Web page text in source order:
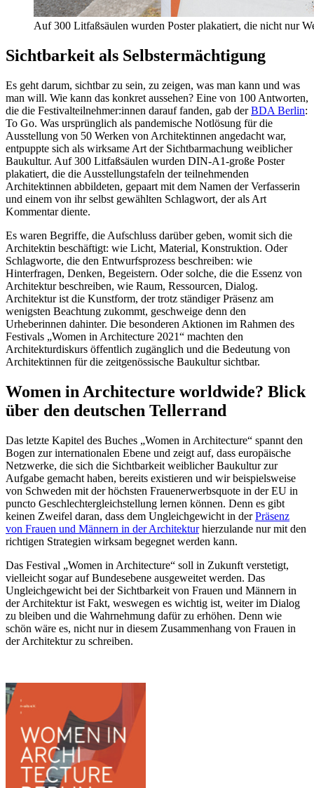
Auf 300 Litfaßsäulen wurden Poster plakatiert, die nicht nur
Sichtbarkeit als Selbstermächtigung
Es geht darum, sichtbar zu sein, zu zeigen, was man kann und was
man will. Wie kann das konkret aussehen? Eine von 100 Antworten,
die die Festivalteilnehmer:innen darauf fanden, gab derBDA Berlin:
To Go. Was ursprünglich als pandemische Notlösung für die
Ausstellung von 50 Werken von Architektinnen angedacht war,
entpuppte sich als wirksame Art der Sichtbarmachung weiblicher
Baukultur. Auf 300 Litfaßsäulen wurden DIN-A1-große Poster
plakatiert, die die Ausstellungstafeln der teilnehmenden
Architektinnen abbildeten, gepaart mit dem Namen der Verfasserin
und einem von ihr selbst gewählten Schlagwort, der als Art
Kommentar diente.
Es waren Begriffe, die Aufschluss darüber geben, womit sich die
Architektin beschäftigt: wie Licht, Material, Konstruktion. Oder
Schlagworte, die den Entwurfsprozess beschreiben: wie
Hinterfragen, Denken, Begeistern. Oder solche, die die Essenz von
Architektur beschreiben, wie Raum, Ressourcen, Dialog.
Architektur ist die Kunstform, der trotz ständiger Präsenz am
wenigsten Beachtung zukommt, geschweige denn den
Urheberinnen dahinter. Die besonderen Aktionen im Rahmen des
Festivals „Women in Architecture 2021“ machten den
Architekturdiskurs öffentlich zugänglich und die Bedeutung von
Architektinnen für die zeitgenössische Baukultur sichtbar.
Women in Architecture worldwide? Blick
über den deutschen Tellerrand
Das letzte Kapitel des Buches „Women in Architecture“ spannt den
Bogen zur internationalen Ebene und zeigt auf, dass europäische
Netzwerke, die sich die Sichtbarkeit weiblicher Baukultur zur
Aufgabe gemacht haben, bereits existieren und wir beispielsweise
von Schweden mit der höchsten Frauenerwerbsquote in der EU in
puncto Geschlechtergleichstellung lernen können. Denn es gibt
keinen Zweifel daran, dass dem Ungleichgewicht in derPräsenz
von Frauen und Männern in der Architekturhierzulande nur mit den
richtigen Strategien wirksam begegnet werden kann.
Das Festival „Women in Architecture“ soll in Zukunft verstetigt,
vielleicht sogar auf Bundesebene ausgeweitet werden. Das
Ungleichgewicht bei der Sichtbarkeit von Frauen und Männern in
der Architektur ist Fakt, weswegen es wichtig ist, weiter im Dialog
zu bleiben und die Wahrnehmung dafür zu erhöhen. Denn wie
schön wäre es, nicht nur in diesem Zusammenhang von Frauen in
der Architektur zu schreiben.